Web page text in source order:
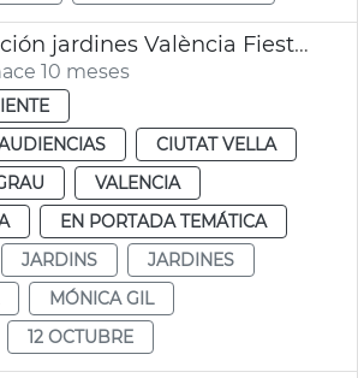
Ornamentación jardines València Fiesta Nacional de España
10 meses
CIUTAT VELLA
VALENCIA
EN PORTADA TEMÁTICA
JARDINS
JARDINES
MÓNICA GIL
12 OCTUBRE